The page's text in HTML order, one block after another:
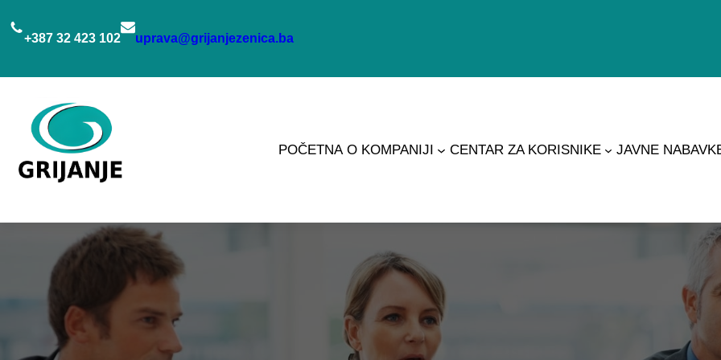
na
+387 32 423 102 uprava@grijanjezenica.ba
POČETNA O KOMPANIJI CENTAR ZA KORISNIKE JAVNE